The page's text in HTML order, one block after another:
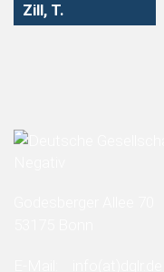
Zill, T.